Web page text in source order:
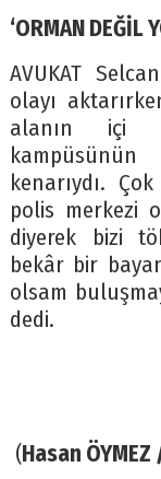
‘ORMAN DEĞİL
AVUKAT
olayı
alanın içi
kenarıydı.
polis merkezi
diyerek bizi
bekâr bir
olsam
dedi.
(Hasan ÖYMEZ